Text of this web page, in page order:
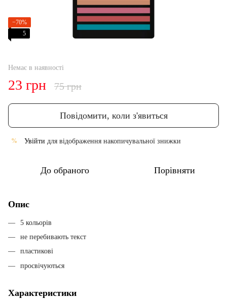
−70%
5
Немає в наявності
23 грн 75 грн
Повідомити, коли з'явиться
% Увійти для відображення накопичувальної знижки
До обраного Порівняти
Опис
5 кольорів
не перебивають текст
пластикові
просвічуються
Характеристики